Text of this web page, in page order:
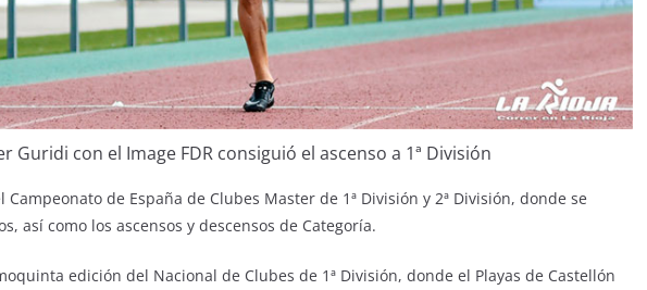
Guridi con el Image FDR consiguió el ascenso a 1ª División
de España de Clubes Master de 1ª División y 2ª División, donde se
así como los ascensos y descensos de Categoría.
edición del Nacional de Clubes de 1ª División, donde el Playas de Castellón